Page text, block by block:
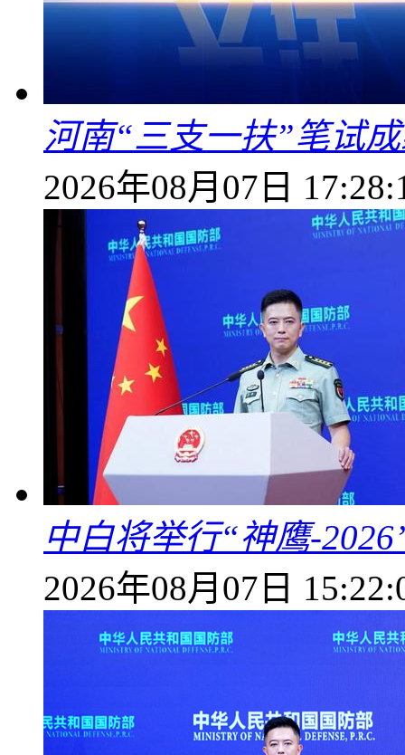
河南“三支一扶”笔试
2026年08月07日
中白将举行“神鹰-
2026年08月07日